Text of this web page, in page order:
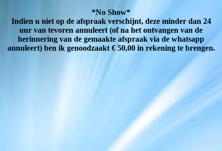
*No Show*
Indien u niet op de afspraak verschijnt, deze minder dan 24
uur van tevoren annuleert (of na het ontvangen van de
herinnering van de gemaakte afspraak via de whatsapp
annuleert) ben ik genoodzaakt € 50,00 in rekening te brengen.